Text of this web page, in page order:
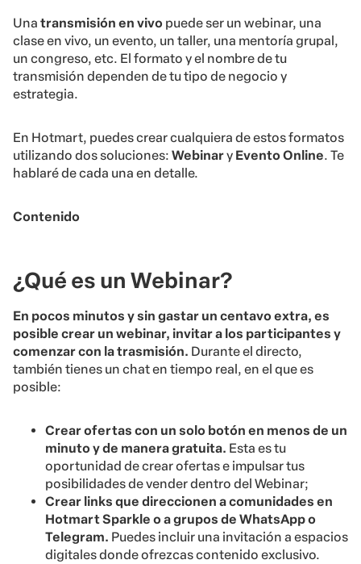
Una transmisión en vivo puede ser un webinar, una
clase en vivo, un evento, un taller, una mentoría grupal,
un congreso, etc. El formato y el nombre de tu
transmisión dependen de tu tipo de negocio y
estrategia.
En Hotmart, puedes crear cualquiera de estos formatos
utilizando dos soluciones: Webinary Evento Online. Te
hablaré de cada una en detalle.
Contenido
¿Qué es un Webinar?
En pocos minutos y sin gastar un centavo extra, es
posible crear un webinar, invitar a los participantes y
comenzar con la trasmisión. Durante el directo,
también tienes un chat en tiempo real, en el que es
posible:
Crear ofertas con un solo botón en menos de un
minuto y de manera gratuita. Esta es tu
oportunidad de crear ofertas e impulsar tus
posibilidades de vender dentro del Webinar;
Crear links que direccionen a comunidades en
Hotmart Sparkle o a grupos de WhatsApp o
Telegram. Puedes incluir una invitación a espacios
digitales donde ofrezcas contenido exclusivo.